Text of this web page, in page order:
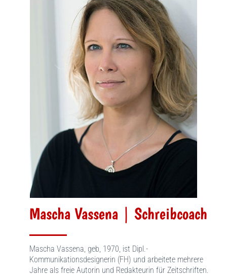
Mascha Vassena | Schreibcoach
Mascha Vassena, geb, 1970, ist Dipl.-
Kommunikationsdesignerin (FH) und arbeitete mehrere
Jahre als freie Autorin und Redakteurin für Zeitschriften.